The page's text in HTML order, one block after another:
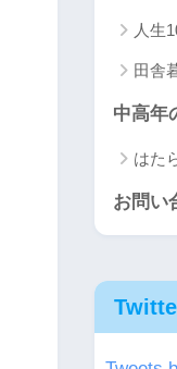
人生
田舎
中高年
はた
お問い